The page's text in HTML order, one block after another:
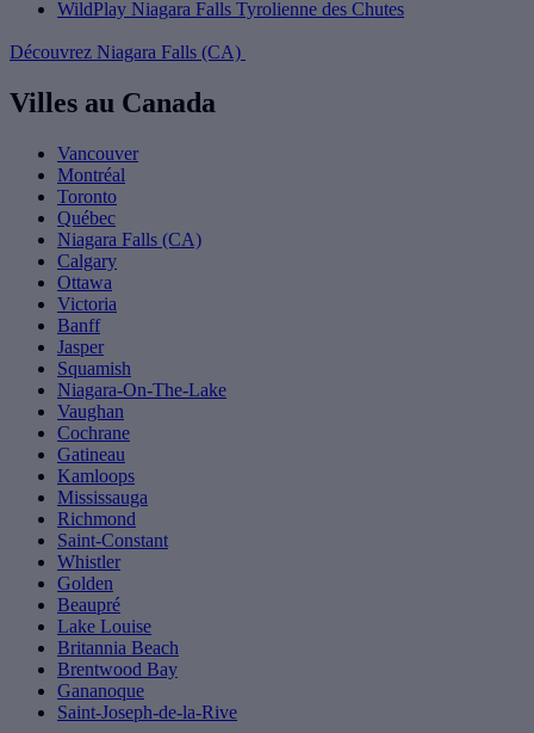
WildPlay Niagara Falls Tyrolienne des Chutes
Découvrez Niagara Falls (CA)
Villes au Canada
Vancouver
Montréal
Toronto
Québec
Niagara Falls (CA)
Calgary
Ottawa
Victoria
Banff
Jasper
Squamish
Niagara-On-The-Lake
Vaughan
Cochrane
Gatineau
Kamloops
Mississauga
Richmond
Saint-Constant
Whistler
Golden
Beaupré
Lake Louise
Britannia Beach
Brentwood Bay
Gananoque
Saint-Joseph-de-la-Rive